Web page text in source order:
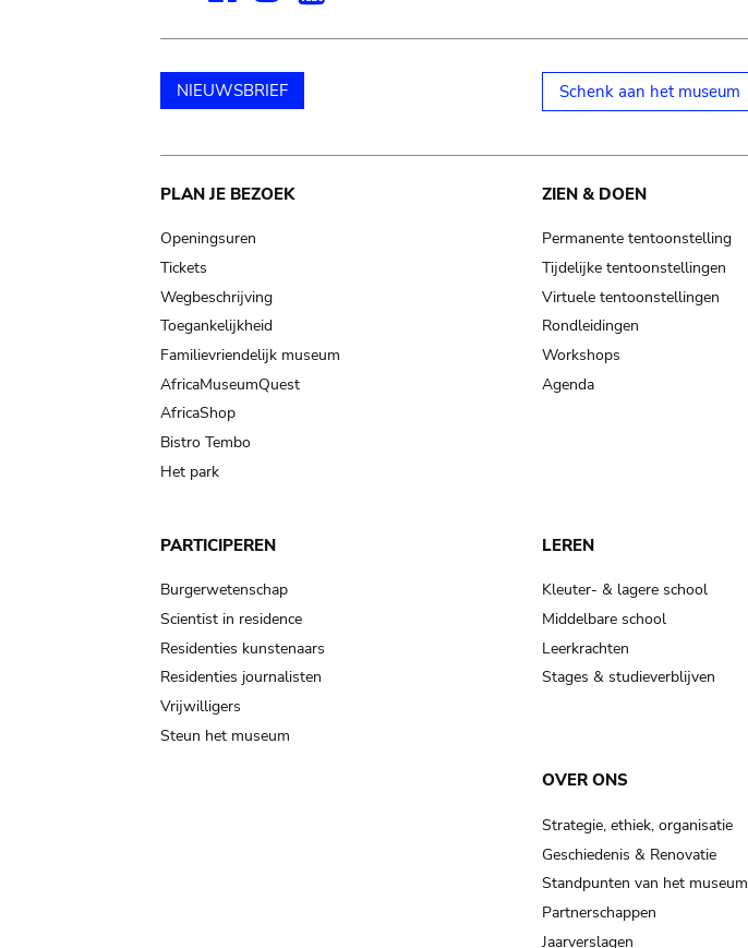
NIEUWSBRIEF Schenk aan het museum
Main
navigation
PLAN JE BEZOEK
Openingsuren
Tickets
Wegbeschrijving
Toegankelijkheid
Familievriendelijk museum
AfricaMuseumQuest
AfricaShop
Bistro Tembo
Het park
ZIEN & DOEN
Permanente tentoonstelling
Tijdelijke tentoonstellingen
Virtuele tentoonstellingen
Rondleidingen
Workshops
Agenda
PARTICIPEREN
Burgerwetenschap
Scientist in residence
Residenties kunstenaars
Residenties journalisten
Vrijwilligers
Steun het museum
LEREN
Kleuter- & lagere school
Middelbare school
Leerkrachten
Stages & studieverblijven
OVER ONS
Strategie, ethiek, organisatie
Geschiedenis & Renovatie
Standpunten van het museum
Partnerschappen
Jaarverslagen